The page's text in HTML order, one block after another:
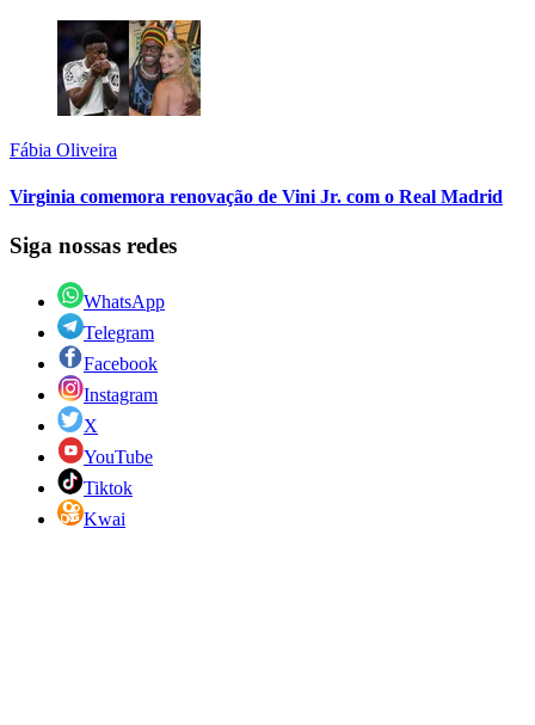
Fábia Oliveira
Virginia comemora renovação de Vini Jr. com o Real Madrid
Siga nossas redes
WhatsApp
Telegram
Facebook
Instagram
X
YouTube
Tiktok
Kwai